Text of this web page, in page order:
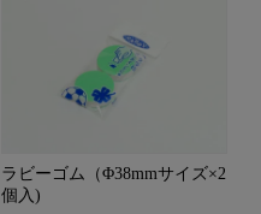
ラビーゴム（Φ38mmサイズ×2
個入)